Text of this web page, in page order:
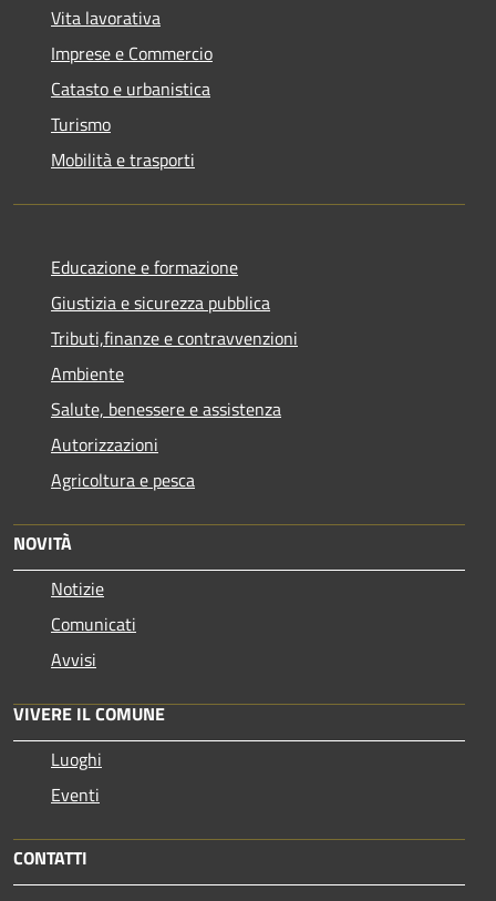
Vita lavorativa
Imprese e Commercio
Catasto e urbanistica
Turismo
Mobilità e trasporti
Educazione e formazione
Giustizia e sicurezza pubblica
Tributi,finanze e contravvenzioni
Ambiente
Salute, benessere e assistenza
Autorizzazioni
Agricoltura e pesca
NOVITÀ
Notizie
Comunicati
Avvisi
VIVERE IL COMUNE
Luoghi
Eventi
CONTATTI